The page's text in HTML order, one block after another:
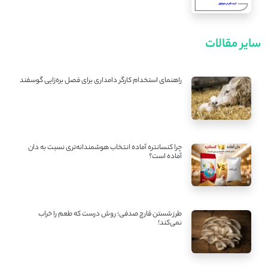
سایر مقالات
راهنمای استخدام کارگر دامداری برای فصل بره‌زایی گوسفند
چرا کنسانتره آماده انتخاب هوشمندانه‌تری نسبت به دان
آماده است؟
طرز شستن قارچ صدفی؛ روش درست که طعم را خراب
نمی‌کند!